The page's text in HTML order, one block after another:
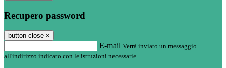
Recupero password
button close ×
E-mail Verrà inviato un messaggio
all'indirizzo indicato con le istruzioni necessarie.